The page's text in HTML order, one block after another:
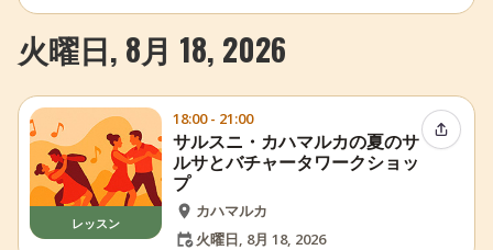
火曜日, 8月 18, 2026
レッスン
18:00 - 21:00
サルスニ・カハマルカの夏のサ
ルサとバチャータワークショッ
プ
カハマルカ
火曜日, 8月 18, 2026
イベン